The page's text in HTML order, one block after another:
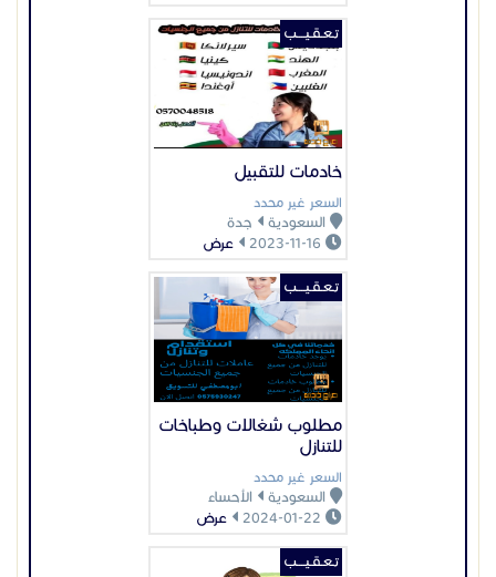
خادمات للتقبيل
السعر غير محدد
السعودية
جدة
عرض
تـعـقـيــــب
مطلوب شغالات وطباخات
للتنازل
السعر غير محدد
السعودية
الأحساء
عرض
تـعـقـيــــب
تـعـقـيــــب